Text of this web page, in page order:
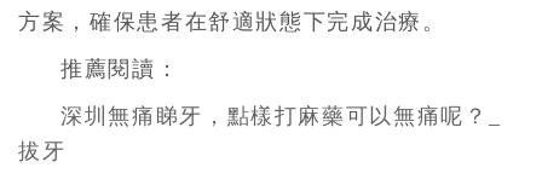
方案，確保患者在舒適狀態下完成治療。
推薦閱讀：
深圳無痛睇牙，點樣打麻藥可以無痛呢？_
拔牙